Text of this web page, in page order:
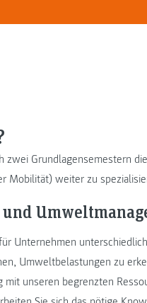
zwei Grundlagensemestern
Mobilität) weiter zu
Unternehmen
Umweltbelastungen zu
unseren begrenzten